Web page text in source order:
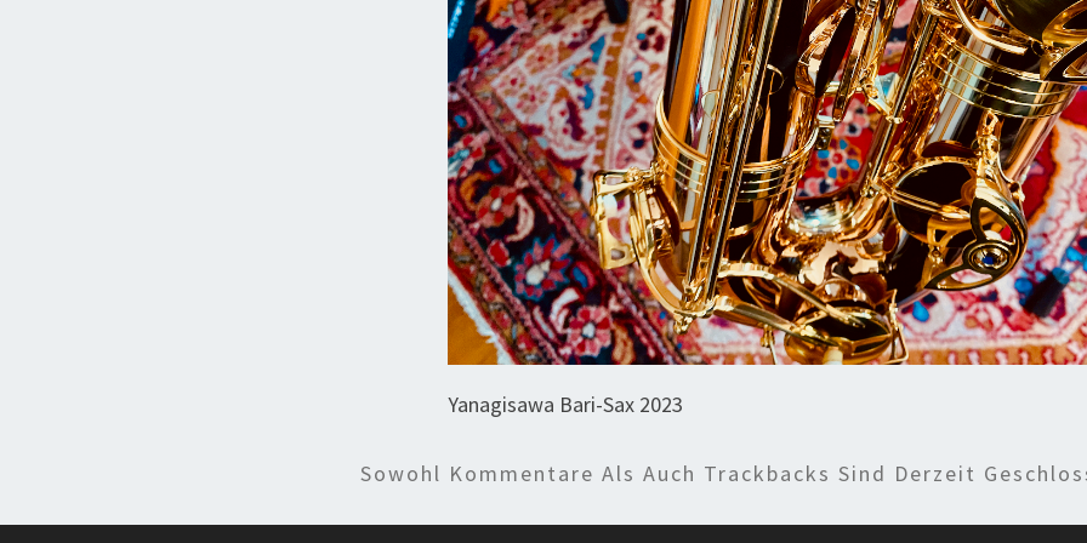
Yanagisawa Bari-Sax 2023
Sowohl Kommentare Als Auch Trackbacks Sind Derzeit